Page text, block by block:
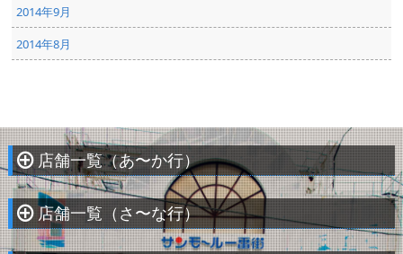
2014年9月
2014年8月
À 店舗一覧（あ〜か行）
À 店舗一覧（さ〜な行）